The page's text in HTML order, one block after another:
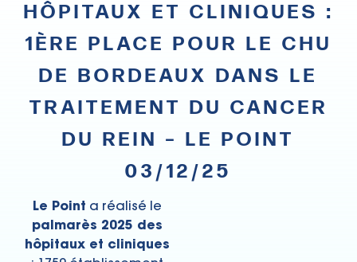
HÔPITAUX ET CLINIQUES :
1ÈRE PLACE POUR LE CHU
DE BORDEAUX DANS LE
TRAITEMENT DU CANCER
DU REIN – LE POINT
03/12/25
Le Point a réalisé le
palmarès 2025 des
hôpitaux et cliniques